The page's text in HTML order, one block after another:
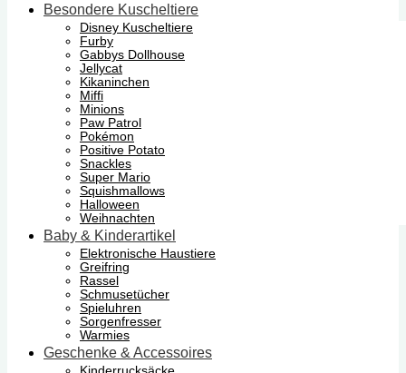
Besondere Kuscheltiere
Disney Kuscheltiere
Furby
Gabbys Dollhouse
Jellycat
Kikaninchen
Miffi
Minions
Paw Patrol
Pokémon
Positive Potato
Snackles
Super Mario
Squishmallows
Halloween
Weihnachten
Baby & Kinderartikel
Elektronische Haustiere
Greifring
Rassel
Schmusetücher
Spieluhren
Sorgenfresser
Warmies
Geschenke & Accessoires
Kinderrucksäcke